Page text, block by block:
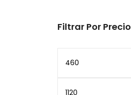
Filtrar Por Precio